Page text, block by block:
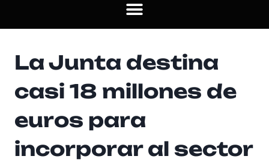
La Junta destina
casi 18 millones de
euros para
incorporar al sector